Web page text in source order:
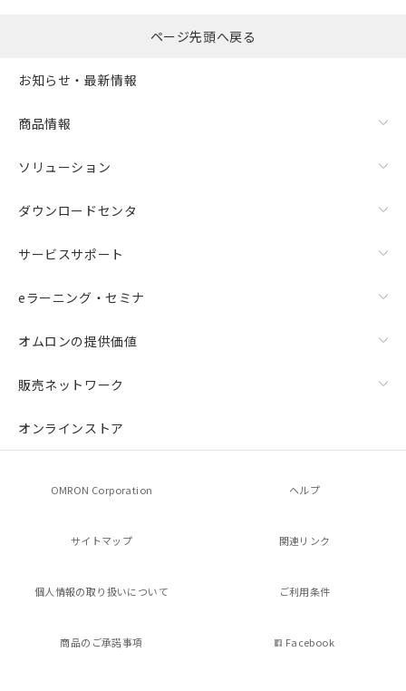
ページ先頭へ戻る
お知らせ・最新情報
商品情報
ソリューション
ダウンロードセンタ
サービスサポート
eラーニング・セミナ
オムロンの提供価値
販売ネットワーク
オンラインストア
OMRON Corporation ヘルプ
サイトマップ 関連リンク
個人情報の取り扱いについて ご利用条件
商品のご承諾事項 Facebook
在庫なし(最新の在庫状況につ
たはお客様担当のオムロン制御
機器販売店・当社販売員にご確
白
オムロン制御機器販売店や当社販売拠
販売ネットワーク
在庫状況および標準価格結果を当社の
お客様が当ウェブサイト上で当社にご
および当社の共同利用者が、当社の製
引・商談に必要な範囲で利用すること
※当社の共同利用者とは、
の共同利用に関して"
指します。